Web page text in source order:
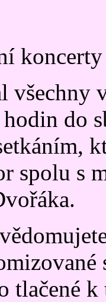
koncerty
všechny
do
spolu s
tlačené